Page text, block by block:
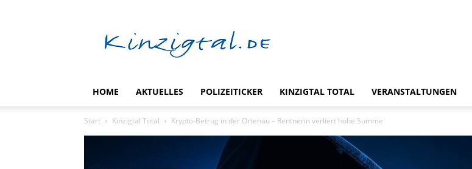
HOME AKTUELLES POLIZEITICKER KINZIGTAL TOTAL VERANSTALTUNGEN
Start Kinzigtal Total Krypto-Betrug in der Ortenau – Rentnerin verliert hohe Summe